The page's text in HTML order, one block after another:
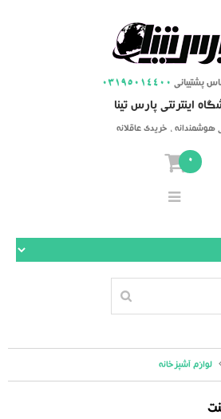
03195014400 پشتیبانی
اینترنتی پارس تینا
هوشمندانه ، خریدی عاقلانه
0
لوازم آشپزخانه